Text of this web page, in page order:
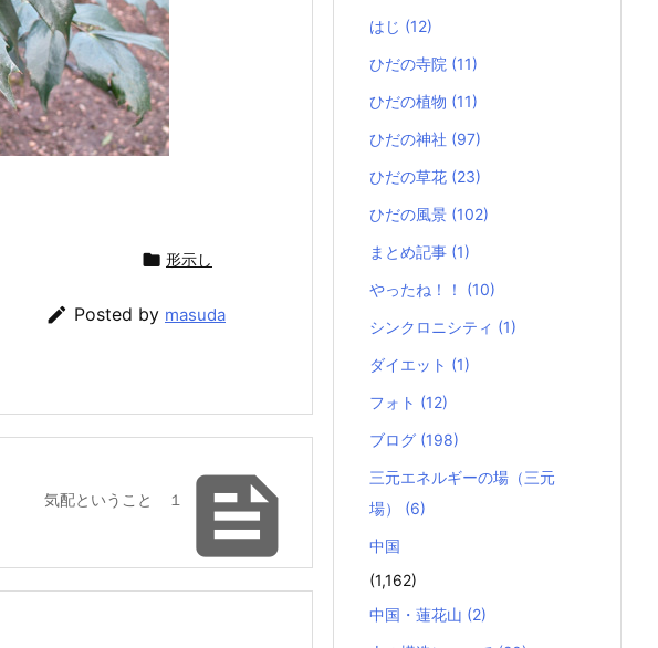
 形示し
 Posted by masuda

気配ということ １
はじ (12)
ひだの寺院 (11)
ひだの植物 (11)
ひだの神社 (97)
ひだの草花 (23)
ひだの風景 (102)
まとめ記事 (1)
やったね！！ (10)
シンクロニシティ (1)
ダイエット (1)
フォト (12)
ブログ (198)
三元エネルギーの場（三元
場） (6)
中国
(1,162)
中国・蓮花山 (2)